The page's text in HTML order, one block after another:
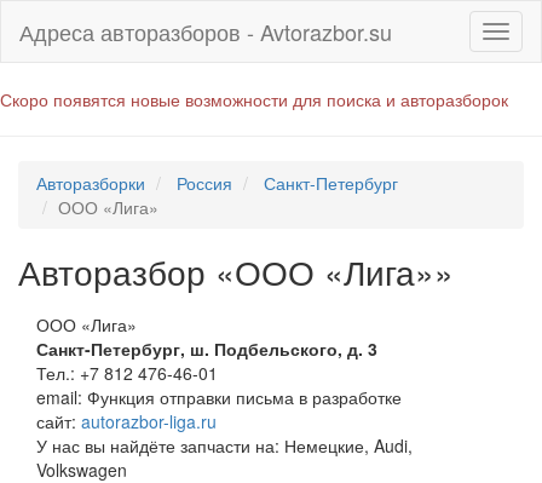
Адреса авторазборов - Avtorazbor.su
Скоро появятся новые возможности для поиска и авторазборок
Авторазборки Россия
Санкт-Петербург
ООО «Лига»
Авторазбор «ООО «Лига»»
ООО «Лига»
Санкт-Петербург, ш. Подбельского, д. 3
Тел.: +7 812 476-46-01
email: Функция отправки письма в разработке
сайт: autorazbor-liga.ru
У нас вы найдёте запчасти на: Немецкие, Audi,
Volkswagen